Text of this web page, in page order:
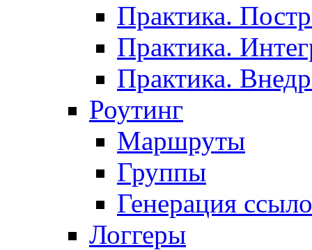
Практика.
Практика.
Практика.
Роутинг
Маршруты
Группы
Генерация
Логгеры